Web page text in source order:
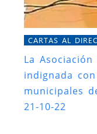
CARTAS AL
La
indignada
municipales
21-10-22